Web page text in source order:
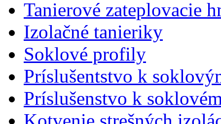
Tanierové zateplovacie
Izolačné tanieriky
Soklové profily
Príslušentstvo k
Príslušenstvo k